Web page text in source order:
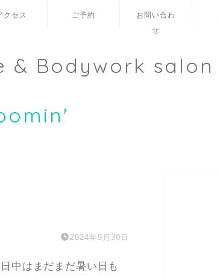
クセス ご予約
お問い合わ
せ
& Bodywork salon
2024年9月30日
中はまだまだ暑い日も